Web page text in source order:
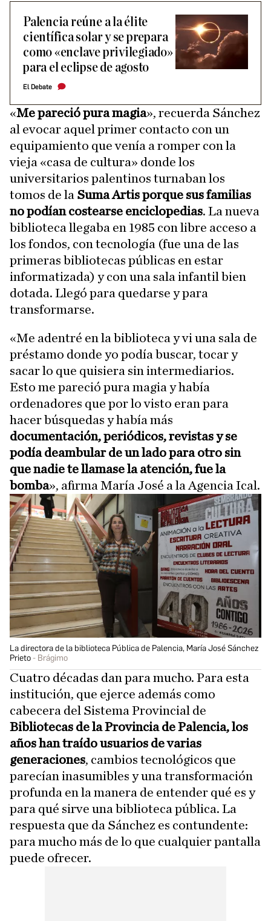
Palencia reúne a la élite
científica solar y se prepara
como «enclave privilegiado»
para el eclipse de agosto
El Debate
«Me pareció pura magia», recuerda Sánchez
al evocar aquel primer contacto con un
equipamiento que venía a romper con la
vieja «casa de cultura» donde los
universitarios palentinos turnaban los
tomos de la Suma Artis porque sus familias
no podían costearse enciclopedias. La nueva
biblioteca llegaba en 1985 con libre acceso a
los fondos, con tecnología (fue una de las
primeras bibliotecas públicas en estar
informatizada) y con una sala infantil bien
dotada. Llegó para quedarse y para
transformarse.
«Me adentré en la biblioteca y vi una sala de
préstamo donde yo podía buscar, tocar y
sacar lo que quisiera sin intermediarios.
Esto me pareció pura magia y había
ordenadores que por lo visto eran para
hacer búsquedas y había más
documentación, periódicos, revistas y se
podía deambular de un lado para otro sin
que nadie te llamase la atención, fue la
bomba», afirma María José a la Agencia Ical.
La directora de la biblioteca Pública de Palencia, María José Sánchez
Prieto
Brágimo
Cuatro décadas dan para mucho. Para esta
institución, que ejerce además como
cabecera del Sistema Provincial de
Bibliotecas de la Provincia de Palencia, los
años han traído usuarios de varias
generaciones, cambios tecnológicos que
parecían inasumibles y una transformación
profunda en la manera de entender qué es y
para qué sirve una biblioteca pública. La
respuesta que da Sánchez es contundente:
para mucho más de lo que cualquier pantalla
puede ofrecer.